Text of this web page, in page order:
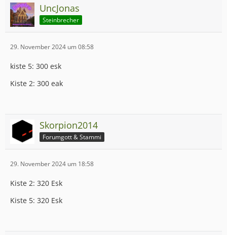
UncJonas
Steinbrecher
29. November 2024 um 08:58
kiste 5: 300 esk
Kiste 2: 300 eak
Skorpion2014
Forumgott & Stammi
29. November 2024 um 18:58
Kiste 2: 320 Esk
Kiste 5: 320 Esk